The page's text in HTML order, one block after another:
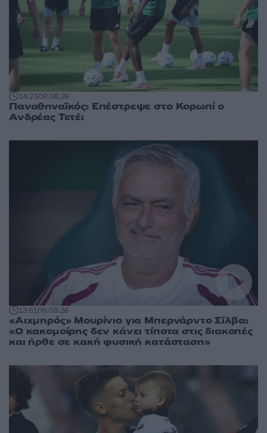
14:2309.08.26
Παναθηναϊκός: Επέστρεψε στο Κορωπί ο
Ανδρέας Τετέι
13:5109.08.26
«Αιχμηρός» Μουρίνιο για Μπερνάρντο Σίλβα:
«Ο κακομοίρης δεν κάνει τίποτα στις διακοπές
και ήρθε σε κακή φυσική κατάσταση»